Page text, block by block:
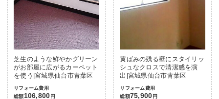
芝生のような鮮やかグリーン
がお部屋に広がるカーペット
を使う|宮城県仙台市青葉区
リフォーム費用
総額106,800 円
黄ばみの残る壁にスタイリッ
シュなクロスで清潔感を演
出|宮城県仙台市青葉区
リフォーム費用
総額75,900 円